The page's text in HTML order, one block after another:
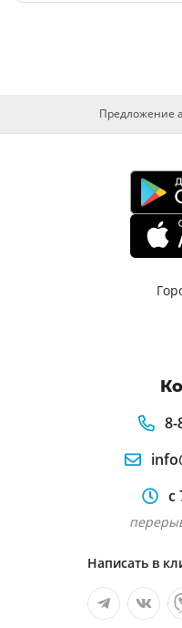
Предложение
8-
с
Написать в